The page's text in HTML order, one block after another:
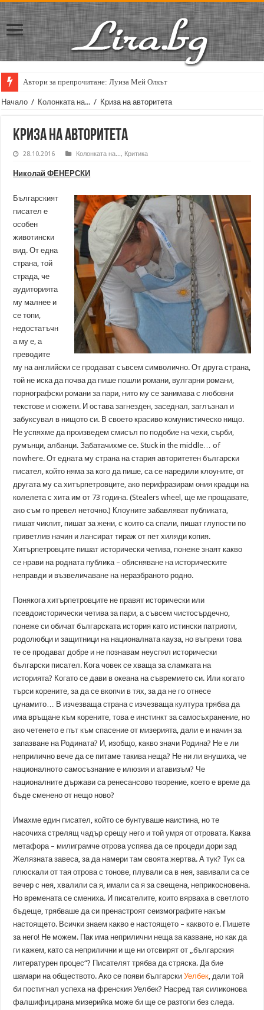
Автори за препрочитане: Луиза Мей Олкът
Кирил Кадийски: „Плачът на големия поет винаги е и сила, и
Начало / Колонката на... / Криза на авторитета
Криза на авторитета
28.10.2016 Колонката на..., Критика
Николай ФЕНЕРСКИ
Българският
писател е
особен
животински
вид. От една
страна, той
страда, че
аудиторията
му малнее и
се топи,
недостатъчн
а му е, а
преводите
му на английски се продават съвсем символично. От друга страна,
той не иска да почва да пише пошли романи, вулгарни романи,
порнографски романи за пари, нито му се занимава с любовни
текстове и сюжети. И остава загнезден, заседнал, заглъзнал и
забуксувал в нищото си. В своето красиво комунистическо нищо.
Не успяхме да произведем смисъл по подобие на чехи, сърби,
румънци, албанци. Забатачихме се. Stuck in the middle… of
nowhere. От едната му страна на стария авторитетен български
писател, който няма за кого да пише, са се наредили клоуните, от
другата му са хитърпетровците, ако перифразирам ония крадци на
колелета с хита им от 73 година. (Stealers wheel, ще ме прощавате,
ако съм го превел неточно.) Клоуните забавляват публиката,
пишат чиклит, пишат за жени, с които са спали, пишат глупости по
приветлив начин и лансират тираж от пет хиляди копия.
Хитърпетровците пишат исторически четива, понеже знаят какво
се нрави на родната публика – обясняване на историческите
неправди и възвеличаване на неразбраното родно.
Понякога хитърпетровците не правят исторически или
псевдоисторически четива за пари, а съвсем чистосърдечно,
понеже си обичат българската история като истински патриоти,
родолюбци и защитници на националната кауза, но въпреки това
те се продават добре и не познавам неуспял исторически
български писател. Кога човек се хваща за сламката на
историята? Когато се дави в океана на съвремието си. Или когато
търси корените, за да се вкопчи в тях, за да не го отнесе
цунамито… В изчезваща страна с изчезваща култура трябва да
има връщане към корените, това е инстинкт за самосъхранение, но
ако четенето е път към спасение от мизерията, дали е и начин за
запазване на Родината? И, изобщо, какво значи Родина? Не е ли
неприлично вече да се питаме такива неща? Не ни ли внушиха, че
националното самосъзнание е илюзия и атавизъм? Че
националните държави са ренесансово творение, което е време да
бъде сменено от нещо ново?
Имахме един писател, който се бунтуваше наистина, но те
насочиха стрелящ чадър срещу него и той умря от отровата. Каква
метафора – милиграмче отрова успява да се процеди дори зад
Желязната завеса, за да намери там своята жертва. А тук? Тук са
плюскали от тая отрова с тонове, плували са в нея, завивали са се
вечер с нея, хвалили са я, имали са я за свещена, неприкосновена.
Но времената се смениха. И писателите, които вярваха в светлото
бъдеще, трябваше да си пренастроят сеизмографите накъм
настоящето. Всички знаем какво е настоящето – каквото е. Пишете
за него! Не можем. Пак има неприлични неща за казване, но как да
ги кажем, като са неприлични и ще ни отсвирят от „българския
литературен процес“? Писателят трябва да стряска. Да бие
шамари на обществото. Ако се появи българскиУелбек, дали той
би постигнал успеха на френския Уелбек? Насред тая силиконова
фалшифицирана мизерийка може би ще се разтопи без следа.